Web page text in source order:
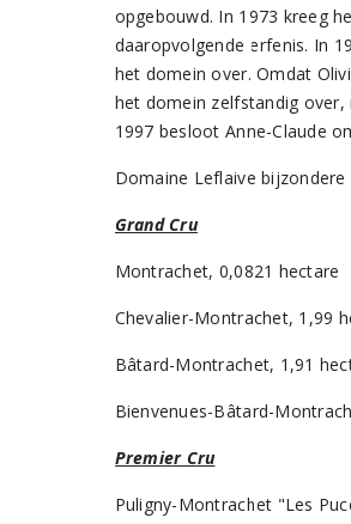
opgebouwd. In 1973 kreeg
daaropvolgende erfenis. In
het domein over. Omdat
het domein zelfstandig over,
1997 besloot Anne-Claude
Domaine Leflaive bijzondere
Grand Cru
Montrachet, 0,0821 hectare
Chevalier-Montrachet, 1,99
Bâtard-Montrachet, 1,91
Bienvenues-Bâtard-
Premier Cru
Puligny-Montrachet "Les